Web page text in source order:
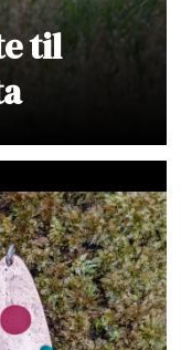
til